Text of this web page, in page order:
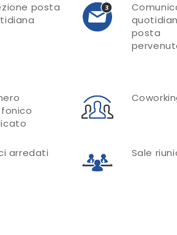
posta
posta
arredati Sale